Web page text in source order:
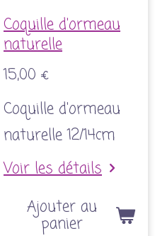
Coquille d'ormeau
naturelle
15,00 €
Coquille d'ormeau
naturelle 12/14cm
Voir les détails
Ajouter au
panier